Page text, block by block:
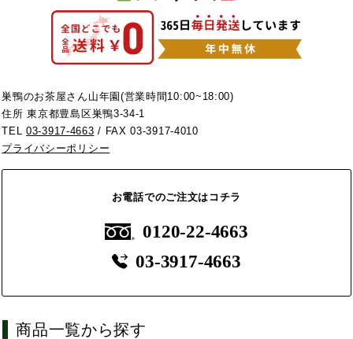
巣鴨のお茶屋さん山年園(営業時間10:00~18:00)
住所 東京都豊島区巣鴨3-34-1
TEL03-3917-4663 / FAX 03-3917-4010
プライバシーポリシー
お電話でのご注文はコチラ
0120-22-4663
03-3917-4663
商品一覧から探す